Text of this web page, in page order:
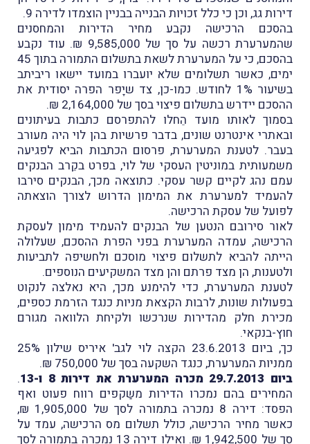
דירות גג, וכן כי כלל זכויות הבנייה בבניין הוצמדו לדירה 9.
בהסכם הרכישה נקבע מחיר הדירות והמחסנים
שהמערערת רכשה על סך של 9,585,000 ₪. עוד נקבע
בהסכם, כי על המערערת לשאת בתשלום התמורה בתוך 45
ימים, כאשר תשלומים שלא יועברו במועד יישאו ריביתב
בשיעור 1% לחודש. כמו-כן, צד שיָפר הפרה יסודית את
ההסכם יידרש בתשלום פיצוי בסך של 2,164,000 ₪.
בסמוך לאותו מועד הֵחלו להתפרסם כתבות בעיתונים
ובאתרי אינטרנט שונים, בדבר פרשיות בהן לוי היה מעורב
בעבר. לטענת המערערת, פרסום הכתבות הביא לפגיעה
משמעותית במוניטין העסקי של לוי, בפרט בקֵרב הבנקים
עמם נהג לקיים קשר עסקי. כתוצאה מכך, הבנקים סירבו
להעמיד למערערת את המימון הדרוש לצורך הוצאתה
לפועל של עסקת הרכישה.
לאור סירובם הנטען של הבנקים להעמיד מימון לעסקת
הרכישה, עמדה המערערת בפני הפרת ההסכם, שעלולה
הייתה להביא לתשלום פיצוי מוסכם ולחשיפה לתביעות
ולטענות, הן מצד פרתם והן מצד המשקיעים הנוספים.
לטענת המערערת, כדי להימנע מכך, היא נאלצה לנקוט
בפעולות שונות, לרבות הקצאת מניות כנגד הזרמת כספים,
מכירת חלק מהדירות שנרכשו ולקיחת הלוואה מגורם
חוץ-בנקאי.
כך, ביום 23.6.2013 הקצה לוי לגב' איריס שילון 25%
ממניות המערערת, כנגד השקעה בסך של 750,000 ₪.
ביום 29.7.2013 מכרה המערערת את דירות 8 ו-13
.
המחירים בהם נמכרו הדירות משַקפים רווח פעוט ואף
הפסד: דירה 8 נמכרה בתמורה לסך של 1,905,000 ₪,
כאשר מחיר הרכישה, כולל תשלום מס הרכישה, עמד על
סך של 1,942,500 ₪. ואילו דירה 13 נמכרה בתמורה לסך